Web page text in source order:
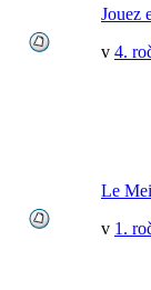
Jouez
v 4.
Le
v 1.